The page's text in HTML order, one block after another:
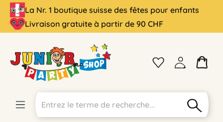
principal
La Nr. 1 boutique suisse des fêtes pour enfants
Livraison gratuite à partir de 90 CHF